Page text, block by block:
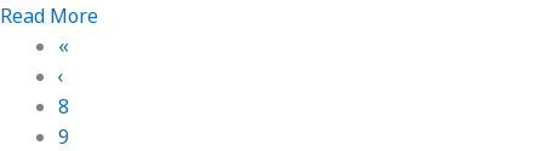
Read More
«
‹
8
9